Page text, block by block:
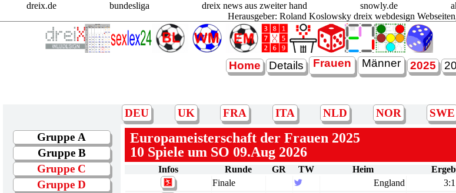
dreix.de bundesliga dreix news aus zweiter hand snowly.de
Herausgeber: Roland Koslowsky dreix webdesign
Home Details Frauen Männer 2025
DEU UK FRA ITA NLD NOR SWE
Gruppe A
Gruppe B
Gruppe C
Gruppe D
Europameisterschaft derFrauen 2025
10 Spiele um SO 09.Aug 2026
Infos Runde GR TW Heim
Finale
England 3:1